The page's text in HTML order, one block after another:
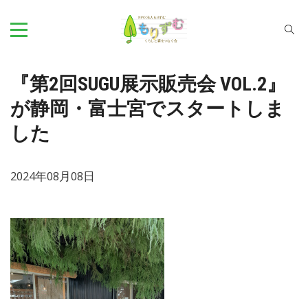
『第2回SUGU展示販売会 VOL.2』
が静岡・富士宮でスタートしま
した
2024年08月08日